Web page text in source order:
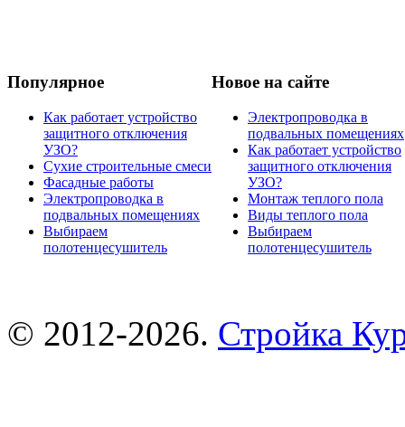
Популярное
Как работает устройство
защитного отключения
УЗО?
Сухие строительные смеси
Фасадные работы
Электропроводка в
подвальных помещениях
Выбираем
полотенцесушитель
Новое на сайте
Электропроводка в
подвальных помещениях
Как работает устройство
защитного отключения
УЗО?
Монтаж теплого пола
Виды теплого пола
Выбираем
полотенцесушитель
© 2012-2026. Стройка